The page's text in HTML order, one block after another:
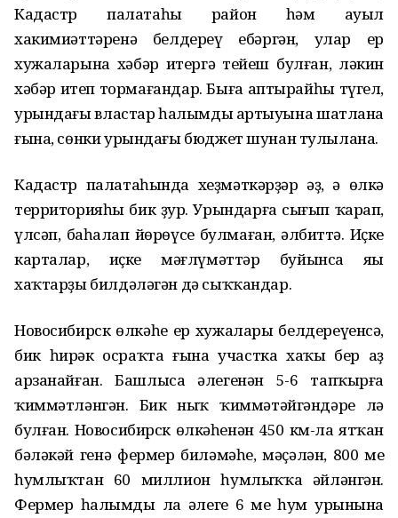
Кадастр палатаһы район һәм ауыл
хакимиәттәренә белдереү ебәргән, улар ер
хужаларына хәбәр итергә тейеш булған, ләкин
хәбәр итеп тормағандар. Быға аптырайһы түгел,
урындағы властар һалымдың артыуына шатлана
ғына, сөнки урындағы бюджет шунан тулылана.
Кадастр палатаһында хеҙмәткәрҙәр әҙ, ә өлкә
территорияһы бик ҙур. Урындарға сығып ҡарап,
үлсәп, баһалап йөрөүсе булмаған, әлбиттә. Иҫке
карталар, иҫке мәғлүмәттәр буйынса яңы
хаҡтарҙы билдәләгән дә сыҡҡандар.
Новосибирск өлкәһе ер хужалары белдереүенсә,
бик һирәк осраҡта ғына участка хаҡы бер аҙ
арзанайған. Башлыса әлегенән 5-6 тапҡырға
ҡиммәтләнгән. Бик ныҡ ҡиммәтәйгәндәре лә
булған. Новосибирск өлкәһенән 450 км-ла ятҡан
бәләкәй генә фермер биләмәһе, мәҫәлән, 800 мең
һумлыҡтан 60 миллион һумлыҡҡа әйләнгән.
Фермер һалымды ла әлеге 6 мең һум урынына